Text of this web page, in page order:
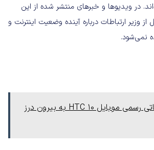
در ویدیوها و خبرهای منتشر شده از این
وزیر ارتباطات درباره آینده وضعیت اینترنت و
نمی‌شود.
تیزر تبلیغاتی رسمی موبایل HTC 10 به بیرون درز